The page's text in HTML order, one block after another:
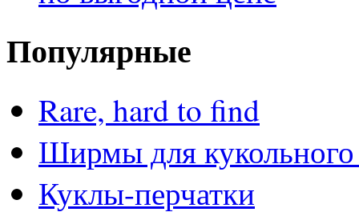
Популярные
Rare, hard to find
Ширмы для кукольного
Куклы-перчатки